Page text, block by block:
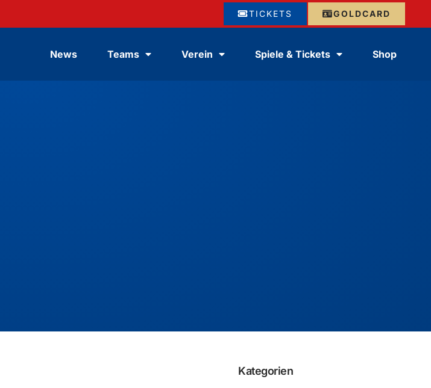
GOLDCARD
TICKETS
News Teams Verein Spiele & Tickets Shop
Kategorien